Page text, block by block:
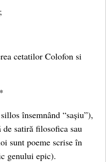
cetatilor Colofon si
însemnând “sașiu”),
satiră filosofica sau
sunt poeme scrise în
genului epic).